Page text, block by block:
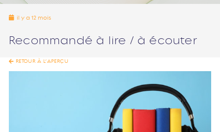
il y a 12 mois
Recommandé à lire / à écouter
RETOUR À L’APERÇU